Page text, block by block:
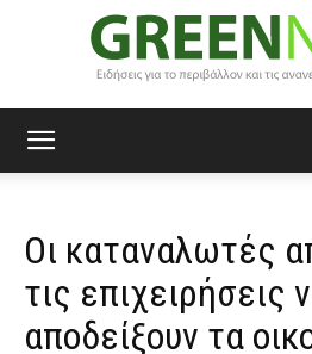
News
Οι καταναλωτές
τις επιχειρήσεις
αποδείξουν τα